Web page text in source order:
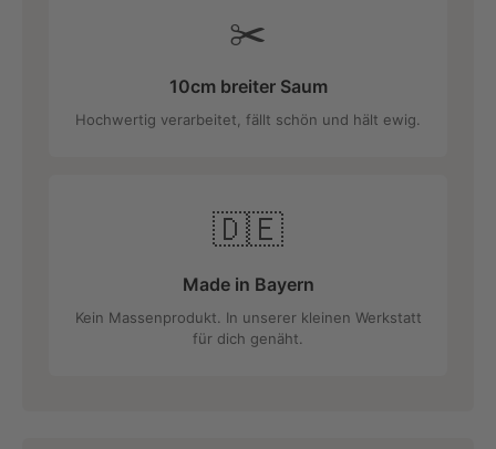
✂️
10cm breiter Saum
Hochwertig verarbeitet, fällt schön und hält ewig.
🇩🇪
Made in Bayern
Kein Massenprodukt. In unserer kleinen Werkstatt
für dich genäht.